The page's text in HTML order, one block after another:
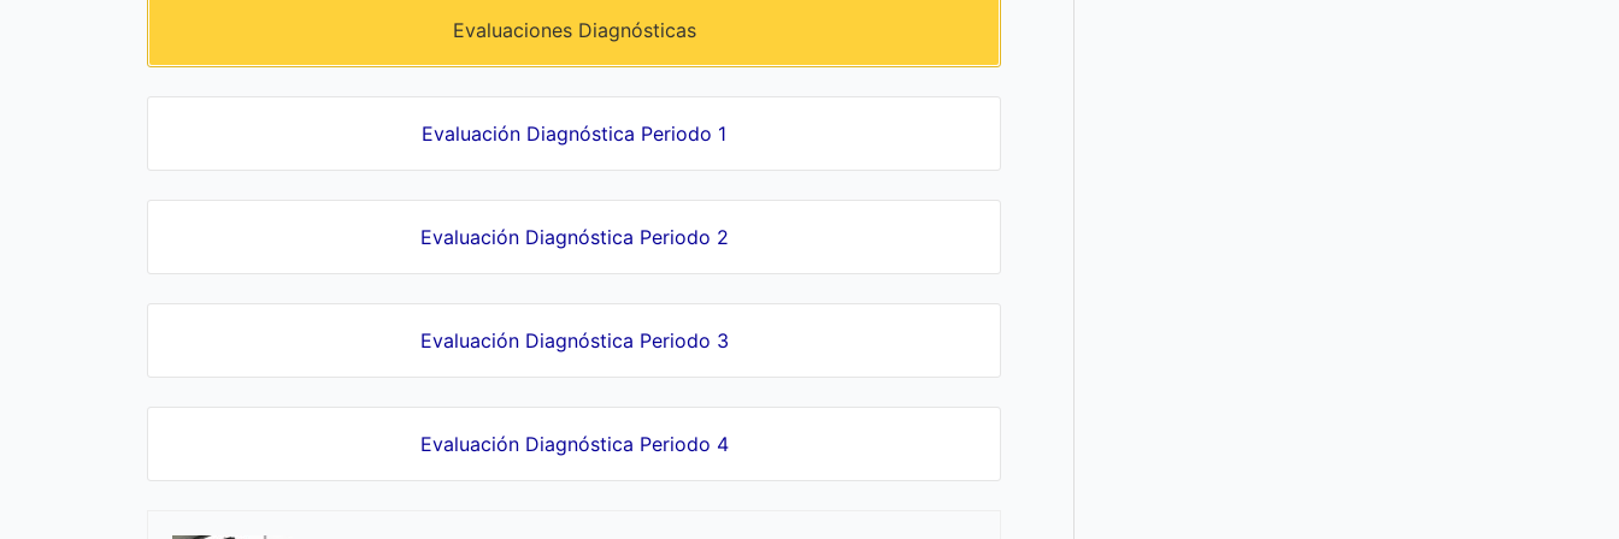
Evaluaciones Diagnósticas
Evaluación Diagnóstica Periodo 1
Evaluación Diagnóstica Periodo 2
Evaluación Diagnóstica Periodo 3
Evaluación Diagnóstica Periodo 4